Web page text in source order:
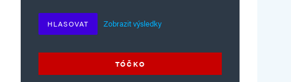
HLASOVAT Zobrazit výsledky
TÓČKO